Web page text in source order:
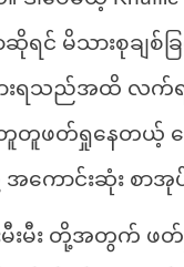
မိသားစုချစ်ခြင်း
းရသည်အထိ လက်ရ
တူတူဖတ်ရှုနေတယ့်
အကောင်းဆုံး စာအု
မီးမီး တို့အတွက် ဖ